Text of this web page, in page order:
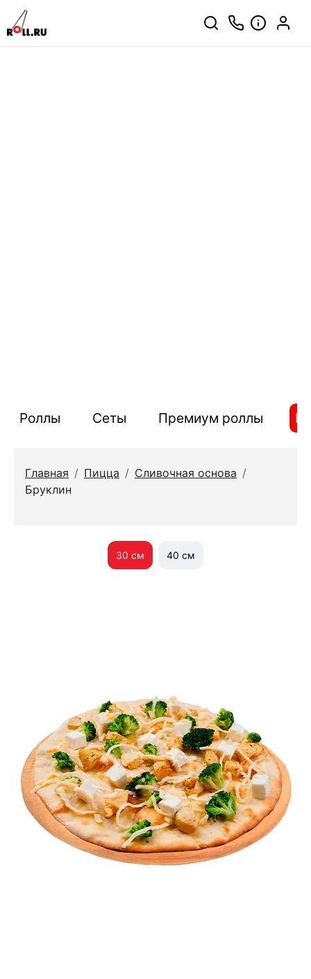
Роллы Сеты Премиум роллы
Главная / Пицца / Сливочная основа /
Бруклин
30 см 40 см